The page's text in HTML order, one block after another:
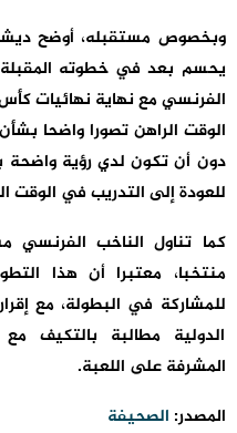
يحسم بعد في خطوته
الوقت الراهن تصورا واضحا
دون أن تكون لدي رؤية
للعودة إلى التدريب في الوقت
منتخبا، معتبرا أن هذا
للمشاركة في البطولة، مع
الدولية مطالبة بالتكيف
المشرفة على اللعبة.
المصدر: الصحيفة